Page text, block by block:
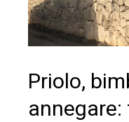
Priolo,